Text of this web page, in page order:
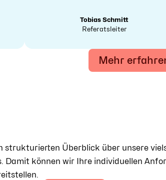
Tobias Schmitt
Referatsleiter
Mehr
Überblick über unsere
Damit können wir Ihre individuellen